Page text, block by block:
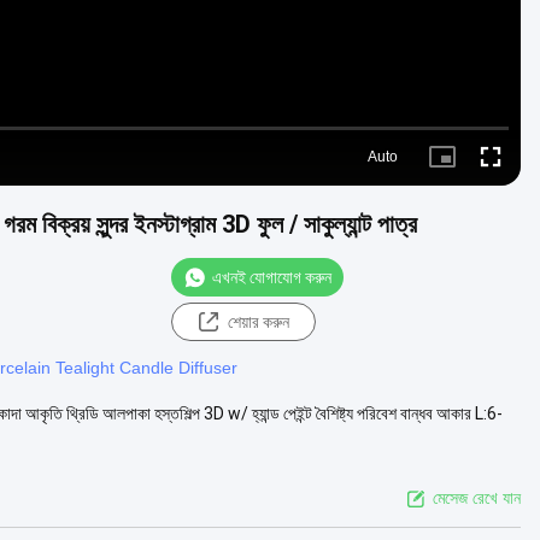
Auto
Picture- Fullscreen
বিক্রয় সুন্দর ইনস্টাগ্রাম 3D ফুল / সাকুল্যান্ট পাত্র
এখনই যোগাযোগ করুন
শেয়ার করুন
Tealight Candle Diffuser
আকৃতি থ্রিডি আলপাকা হস্তশিল্প 3D w/ হ্যান্ড পেইন্ট বৈশিষ্ট্য পরিবেশ বান্ধব আকার L:6-
মেসেজ রেখে যান